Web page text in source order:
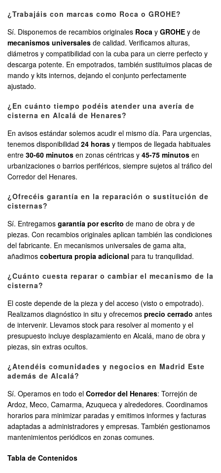
¿Trabajáis con marcas como Roca o GROHE?
Sí. Disponemos de recambios originales Roca y GROHE y de
mecanismos universales de calidad. Verificamos alturas,
diámetros y compatibilidad con la cuba para un cierre perfecto y
descarga potente. En empotrados, también sustituimos placas de
mando y kits internos, dejando el conjunto perfectamente
ajustado.
¿En cuánto tiempo podéis atender una avería de
cisterna en Alcalá de Henares?
En avisos estándar solemos acudir el mismo día. Para urgencias,
tenemos disponibilidad 24 horas y tiempos de llegada habituales
entre 30-60 minutos en zonas céntricas y 45-75 minutos en
urbanizaciones o barrios periféricos, siempre sujetos al tráfico del
Corredor del Henares.
¿Ofrecéis garantía en la reparación o sustitución de
cisternas?
Sí. Entregamos garantía por escrito de mano de obra y de
piezas. Con recambios originales aplican también las condiciones
del fabricante. En mecanismos universales de gama alta,
añadimos cobertura propia adicional para tu tranquilidad.
¿Cuánto cuesta reparar o cambiar el mecanismo de la
cisterna?
El coste depende de la pieza y del acceso (visto o empotrado).
Realizamos diagnóstico in situ y ofrecemos precio cerrado antes
de intervenir. Llevamos stock para resolver al momento y el
presupuesto incluye desplazamiento en Alcalá, mano de obra y
piezas, sin extras ocultos.
¿Atendéis comunidades y negocios en Madrid Este
además de Alcalá?
Sí. Operamos en todo el Corredor del Henares: Torrejón de
Ardoz, Meco, Camarma, Azuqueca y alrededores. Coordinamos
horarios para minimizar paradas y emitimos informes y facturas
adaptadas a administradores y empresas. También gestionamos
mantenimientos periódicos en zonas comunes.
Tabla de Contenidos